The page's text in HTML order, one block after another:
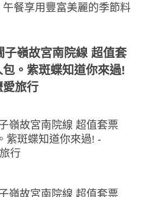
餐享用豐富美麗的季節料